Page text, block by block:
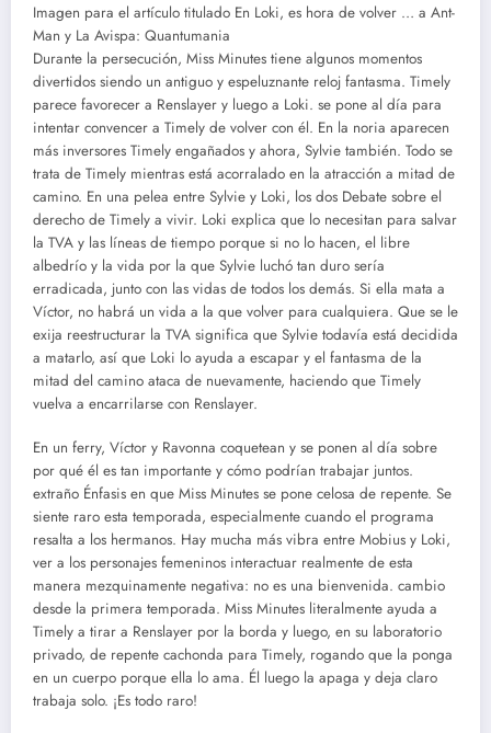
Imagen para el artículo titulado En Loki, es hora de volver … a Ant-
Man y La Avispa: Quantumania
Durante la persecución, Miss Minutes tiene algunos momentos
divertidos siendo un antiguo y espeluznante reloj fantasma. Timely
parece favorecer a Renslayer y luego a Loki. se pone al día para
intentar convencer a Timely de volver con él. En la noria aparecen
más inversores Timely engañados y ahora, Sylvie también. Todo se
trata de Timely mientras está acorralado en la atracción a mitad de
camino. En una pelea entre Sylvie y Loki, los dos Debate sobre el
derecho de Timely a vivir. Loki explica que lo necesitan para salvar
la TVA y las líneas de tiempo porque si no lo hacen, el libre
albedrío y la vida por la que Sylvie luchó tan duro sería
erradicada, junto con las vidas de todos los demás. Si ella mata a
Víctor, no habrá un vida a la que volver para cualquiera. Que se le
exija reestructurar la TVA significa que Sylvie todavía está decidida
a matarlo, así que Loki lo ayuda a escapar y el fantasma de la
mitad del camino ataca de nuevamente, haciendo que Timely
vuelva a encarrilarse con Renslayer.
En un ferry, Víctor y Ravonna coquetean y se ponen al día sobre
por qué él es tan importante y cómo podrían trabajar juntos.
extraño Énfasis en que Miss Minutes se pone celosa de repente. Se
siente raro esta temporada, especialmente cuando el programa
resalta a los hermanos. Hay mucha más vibra entre Mobius y Loki,
ver a los personajes femeninos interactuar realmente de esta
manera mezquinamente negativa: no es una bienvenida. cambio
desde la primera temporada. Miss Minutes literalmente ayuda a
Timely a tirar a Renslayer por la borda y luego, en su laboratorio
privado, de repente cachonda para Timely, rogando que la ponga
en un cuerpo porque ella lo ama. Él luego la apaga y deja claro
trabaja solo. ¡Es todo raro!